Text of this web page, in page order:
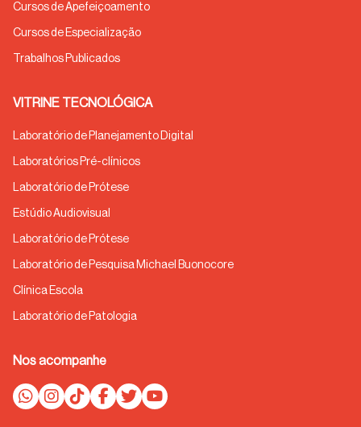
Cursos de Apefeiçoamento
Cursos de Especialização
Trabalhos Publicados
VITRINE TECNOLÓGICA
Laboratório de Planejamento Digital
Laboratórios Pré-clínicos
Laboratório de Prótese
Estúdio Audiovisual
Laboratório de Prótese
Laboratório de Pesquisa Michael Buonocore
Clínica Escola
Laboratório de Patologia
Nos acompanhe